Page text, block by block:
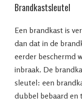
Brandkastsleutel
Een brandkast is
dan dat in de
eerder beschermd
inbraak. De
sleutel: een
dubbel bebaard en